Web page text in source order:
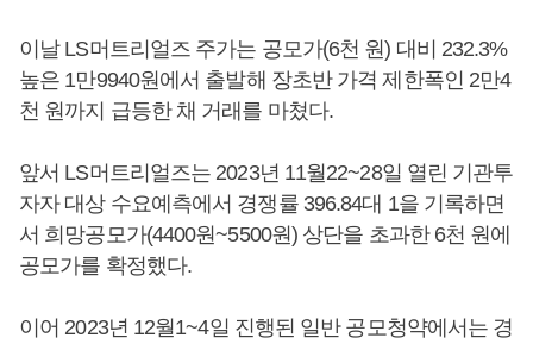
이날 LS머트리얼즈 주가는 공모가(6천 원) 대비 232.3%
높은 1만9940원에서 출발해 장초반 가격 제한폭인 2만4
천 원까지 급등한 채 거래를 마쳤다.
앞서 LS머트리얼즈는 2023년 11월22~28일 열린 기관투
자자 대상 수요예측에서 경쟁률 396.84대 1을 기록하면
서 희망공모가(4400원~5500원) 상단을 초과한 6천 원에
공모가를 확정했다.
이어 2023년 12월1~4일 진행된 일반 공모청약에서는 경